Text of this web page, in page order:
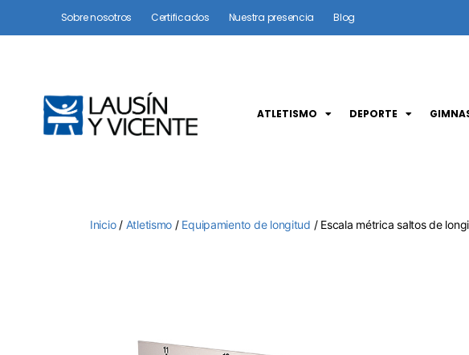
Sobre nosotros Certificados Nuestra presencia Blog
ATLETISMO DEPORTE
Inicio/ Atletismo / Equipamiento de longitud / Escala métrica saltos de